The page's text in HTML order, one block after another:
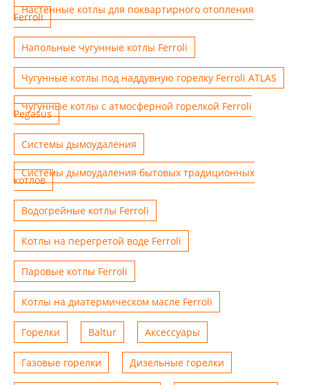
Настенные котлы для поквартирного отопления
Ferroli
Напольные чугунные котлы Ferroli
Чугунные котлы под наддувную горелку Ferroli ATLAS
Чугунные котлы с атмосферной горелкой Ferroli
Pegasus
Системы дымоудаления
Системы дымоудаления бытовых традиционных
котлов
Водогрейные котлы Ferroli
Котлы на перегретой воде Ferroli
Паровые котлы Ferroli
Котлы на диатермическом масле Ferroli
Горелки Baltur Аксессуары
Газовые горелки Дизельные горелки